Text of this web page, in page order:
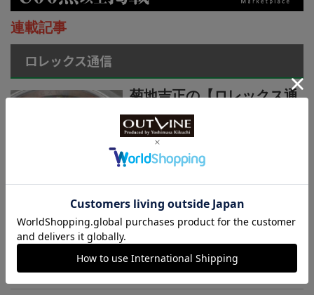
連載記事
ロレックス通信
菊地吉正の【ロレックス通
信 No.314】｜技術力を誇
示するグラフィカルで繊細
なジュビリーダイアルモチ
菊地吉正の【ロレックス通
信 No.313】｜生産終了の
価格はいまおいくら？